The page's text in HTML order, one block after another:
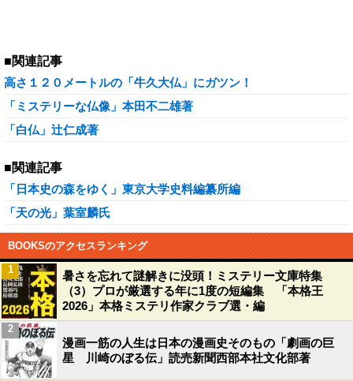
■関連記事
高さ１２０メートルの「牛久大仏」にガツン！
「ミステリーな仏像」本田不二雄著
「白仏」辻仁成著
■関連記事
「日本史の森をゆく」東京大学史料編纂所編
「天の光」葉室麟氏
BOOKSのアクセスランキング
暑さを忘れて謎解きに没頭！ミステリー文庫特集
（3）プロが厳選する年に1度の短編集 「本格王
2026」本格ミステリ作家クラブ選・編
1
漫画一筋の人生は日本の漫画史そのもの「劇画の巨
星 川崎のぼる伝」読売新聞西部本社文化部著
2